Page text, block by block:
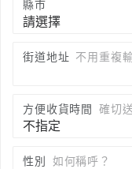
縣市
街道地址 不用重複
方便收貨時間 確切
性別 如何稱呼？